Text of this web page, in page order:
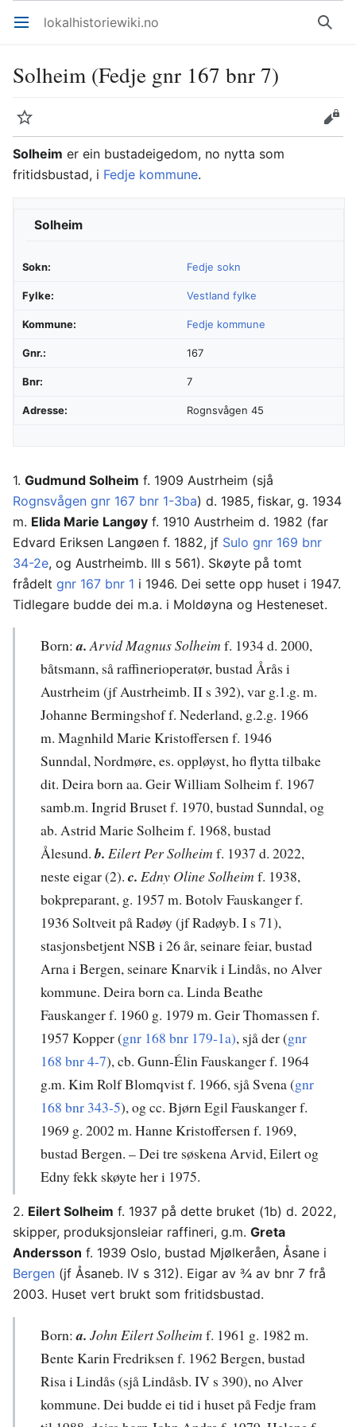
Åpne hovedmenyen lokalhistoriewiki.no Søk
Solheim (Fedje gnr 167 bnr 7)
Overvåk
Rediger
Solheim er ein bustadeigedom, no nytta som
fritidsbustad, i Fedje kommune.
Solheim
Sokn: Fedje sokn
Fylke: Vestland fylke
Kommune: Fedje kommune
Gnr.: 167
Bnr: 7
Adresse: Rognsvågen 45
1. Gudmund Solheim f. 1909 Austrheim (sjå
Rognsvågen gnr 167 bnr 1-3ba) d. 1985, fiskar, g. 1934
m. Elida Marie Langøy f. 1910 Austrheim d. 1982 (far
Edvard Eriksen Langøen f. 1882, jf Sulo gnr 169 bnr
34-2e, og Austrheimb. III s 561). Skøyte på tomt
frådelt gnr 167 bnr 1 i 1946. Dei sette opp huset i 1947.
Tidlegare budde dei m.a. i Moldøyna og Hesteneset.
Born:a. Arvid Magnus Solheim f. 1934 d. 2000,
båtsmann, så raffinerioperatør, bustad Årås i
Austrheim (jf Austrheimb. II s 392), var g.1.g. m.
Johanne Bermingshof f. Nederland, g.2.g. 1966
m. Magnhild Marie Kristoffersen f. 1946
Sunndal, Nordmøre, es. oppløyst, ho flytta tilbake
dit. Deira born aa. Geir William Solheim f. 1967
samb.m. Ingrid Bruset f. 1970, bustad Sunndal, og
ab. Astrid Marie Solheim f. 1968, bustad
Ålesund.b. Eilert Per Solheim f. 1937 d. 2022,
neste eigar (2). c. Edny Oline Solheim f. 1938,
bokpreparant, g. 1957 m. Botolv Fauskanger f.
1936 Soltveit på Radøy (jf Radøyb. I s 71),
stasjonsbetjent NSB i 26 år, seinare feiar, bustad
Arna i Bergen, seinare Knarvik i Lindås, no Alver
kommune. Deira born ca. Linda Beathe
Fauskanger f. 1960 g. 1979 m. Geir Thomassen f.
1957 Kopper (gnr 168 bnr 179-1a), sjå der (gnr
168 bnr 4-7), cb. Gunn-Élin Fauskanger f. 1964
g.m. Kim Rolf Blomqvist f. 1966, sjå Svena (gnr
168 bnr 343-5), og cc. Bjørn Egil Fauskanger f.
1969 g. 2002 m. Hanne Kristoffersen f. 1969,
bustad Bergen. – Dei tre søskena Arvid, Eilert og
Edny fekk skøyte her i 1975.
2. Eilert Solheim f. 1937 på dette bruket (1b) d. 2022,
skipper, produksjonsleiar raffineri, g.m. Greta
Andersson f. 1939 Oslo, bustad Mjølkeråen, Åsane i
Bergen (jf Åsaneb. IV s 312). Eigar av ¾ av bnr 7 frå
2003. Huset vert brukt som fritidsbustad.
Born:a. John Eilert Solheim f. 1961 g. 1982 m.
Bente Karin Fredriksen f. 1962 Bergen, bustad
Risa i Lindås (sjå Lindåsb. IV s 390), no Alver
kommune. Dei budde ei tid i huset på Fedje fram